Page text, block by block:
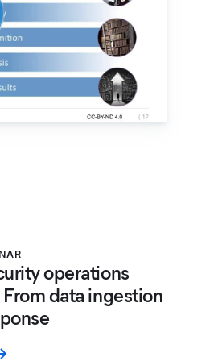
operations
data ingestion